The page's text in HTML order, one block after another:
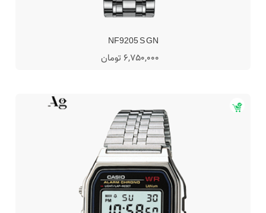
NF9205 S GN
6,750,000 تومان